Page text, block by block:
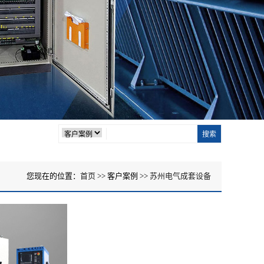
您现在的位置： 首页 >> 客户案例 >> 苏州电气成套设备